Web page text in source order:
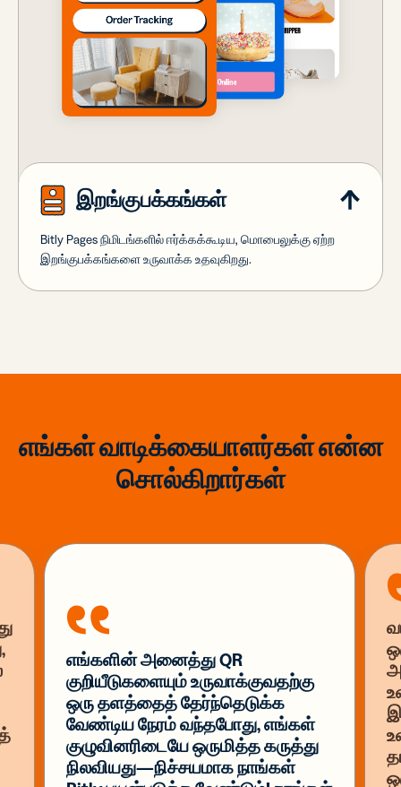
இறங்குபக்கங்கள்
Bitly Pages நிமிடங்களில் ஈர்க்கக்கூடிய, மொபைலுக்கு ஏற்ற
இறங்குபக்கங்களை உருவாக்க உதவுகிறது.
எங்கள் வாடிக்கையாளர்கள் என்ன
சொல்கிறார்கள்
எங்களின் அனைத்து QR
குறியீடுகளையும் உருவாக்குவதற்கு
ஒரு தளத்தைத் தேர்ந்தெடுக்க
வேண்டிய நேரம் வந்தபோது, எங்கள்
குழுவினரிடையே ஒருமித்த கருத்து
நிலவியது—நிச்சயமாக நாங்கள்